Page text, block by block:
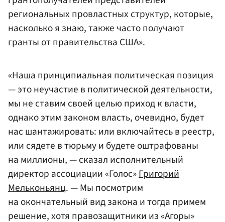
региональных провластных структур, которые,
насколько я знаю, также часто получают
гранты от правительства США».
«Наша принципиальная политическая позиция
— это неучастие в политической деятельности,
мы не ставим своей целью приход к власти,
однако этим законом власть, очевидно, будет
нас шантажировать: или включайтесь в реестр,
или сядете в тюрьму и будете оштрафованы
на миллионы, — сказал исполнительный
директор ассоциации «Голос»Григорий
Мельконьянц. — Мы посмотрим
на окончательный вид закона и тогда примем
решение, хотя правозащитники из «Агоры»